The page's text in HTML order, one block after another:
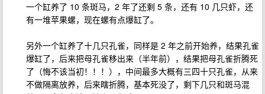
一个缸养了 10 条斑马，2 年了还剩 5 条，还有 10 几只虾，还
有一堆苹果螺，现在螺有点爆缸了。
另外一个缸养了十几只孔雀，同样是 2 年之前开始养，结果孔雀
爆缸了，后来把母孔雀移出来（半年前），结果把母孔雀折腾死
了（悔不该当初！！！），中间最多大概有三四十只孔雀，从来
不做隔离放养，后来瞎折腾，基本死没了，剩下几只和斑马混